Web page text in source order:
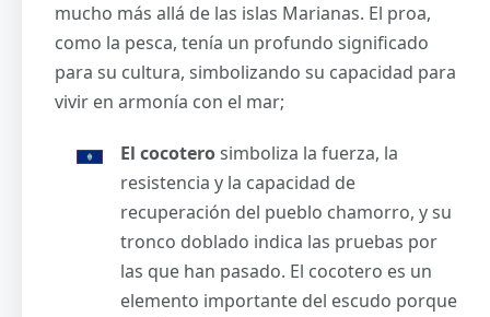
mucho más allá de las islas Marianas. El proa,
como la pesca, tenía un profundo significado
para su cultura, simbolizando su capacidad para
vivir en armonía con el mar;
El cocoterosimboliza la fuerza, la
resistencia y la capacidad de
recuperación del pueblo chamorro, y su
tronco doblado indica las pruebas por
las que han pasado. El cocotero es un
elemento importante del escudo porque